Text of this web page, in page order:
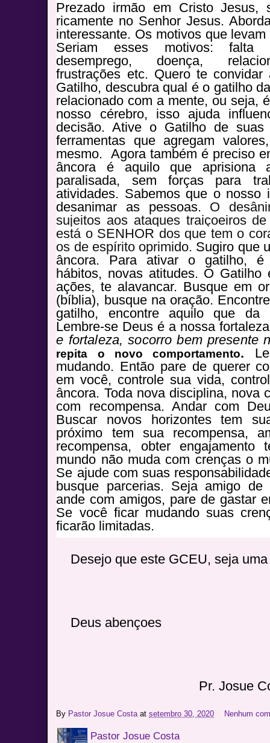
Prezado irmão em Cristo Jesus,
ricamente no Senhor Jesus.
interessante. Os motivos que
Seriam esses motivos: falta
desemprego, doença,
frustrações etc. Quero te
Gatilho, descubra qual é o gatilho
relacionado com a mente, ou seja,
nosso cérebro, isso ajuda
decisão. Ative o Gatilho de suas
ferramentas que agregam
mesmo.
Agora também é preciso
âncora é aquilo que aprisiona
paralisada, sem forças para
atividades. Sabemos que o nosso
desanimar as pessoas. O
sujeitos aos ataques traiçoeiros
está o SENHOR dos que tem o
os de espírito oprimido. Sugiro que
âncora. Para ativar o gatilho, é
hábitos, novas atitudes. O
ações, te alavancar. Busque em
(bíblia), busque na oração.
gatilho, encontre aquilo que da
Lembre-se Deus é a nossa
e fortaleza, socorro bem presente
repita o novo comportamento.
mudando. Então pare de querer
em você, controle sua vida,
âncora. Toda nova disciplina, nova
com recompensa. Andar com
Buscar novos horizontes tem
próximo tem sua recompensa,
recompensa, obter engajamento
mundo não muda com crenças o
Se ajude com suas
busque parcerias. Seja amigo de
ande com amigos, pare de gastar
Se você ficar mudando suas
ficarão limitadas.
Desejo que este GCEU, seja
Deus abençoes
Pr. Josue
By Pastor Josue Costa atsetembro 30, 2020 Nenhum
Pastor Josue Costa